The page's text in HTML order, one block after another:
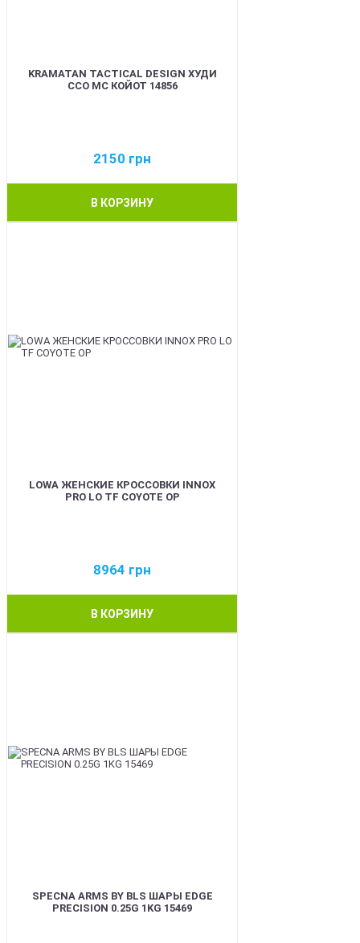
KRAMATAN TACTICAL DESIGN ХУДИ
ССО МС КОЙОТ 14856
2150 грн
В КОРЗИНУ
LOWA ЖЕНСКИЕ КРОССОВКИ INNOX
PRO LO TF COYOTE OP
8964 грн
В КОРЗИНУ
SPECNA ARMS BY BLS ШАРЫ EDGE
PRECISION 0.25G 1KG 15469